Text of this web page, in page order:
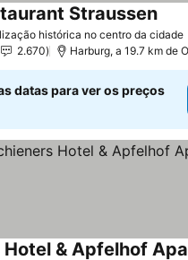
histórica no centro da cidade
Straussen
2.670 Harburg, a 19.7 km de
datas para ver os preços
Hotel & Apfelhof